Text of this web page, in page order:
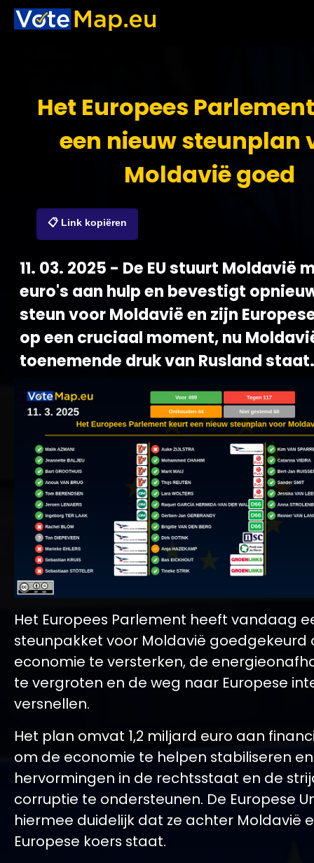
Het Europees
een nieuw steunplan
Moldavië goed
📋 Link kopiëren
11. 03. 2025 - De EU stuurt Moldavië
euro's aan hulp en bevestigt
steun voor Moldavië en zijn
op een cruciaal moment, nu
toenemende druk van Rusland staat.
Het Europees Parlement heeft vandaag
steunpakket voor Moldavië goedgekeurd
economie te versterken, de
te vergroten en de weg naar Europese
versnellen.
Het plan omvat 1,2 miljard euro aan
om de economie te helpen stabiliseren en
hervormingen in de rechtsstaat en de
corruptie te ondersteunen. De Europese
hiermee duidelijk dat ze achter Moldavië
Europese koers staat.